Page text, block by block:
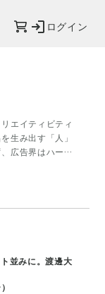
ログイン
エイティビティ
生み出す「人」
広告界はハード
並みに。渡邊大